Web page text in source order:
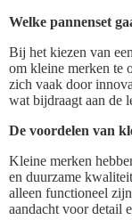
Welke pannenset
Bij het kiezen van
om kleine merken te
zich vaak door
wat bijdraagt aan de
De voordelen van
Kleine merken
en duurzame
alleen functioneel
aandacht voor detail